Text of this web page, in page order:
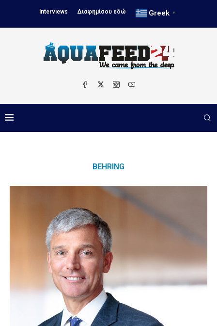
Interviews Διαφημίσου εδώ Greek ▼
BEHRING